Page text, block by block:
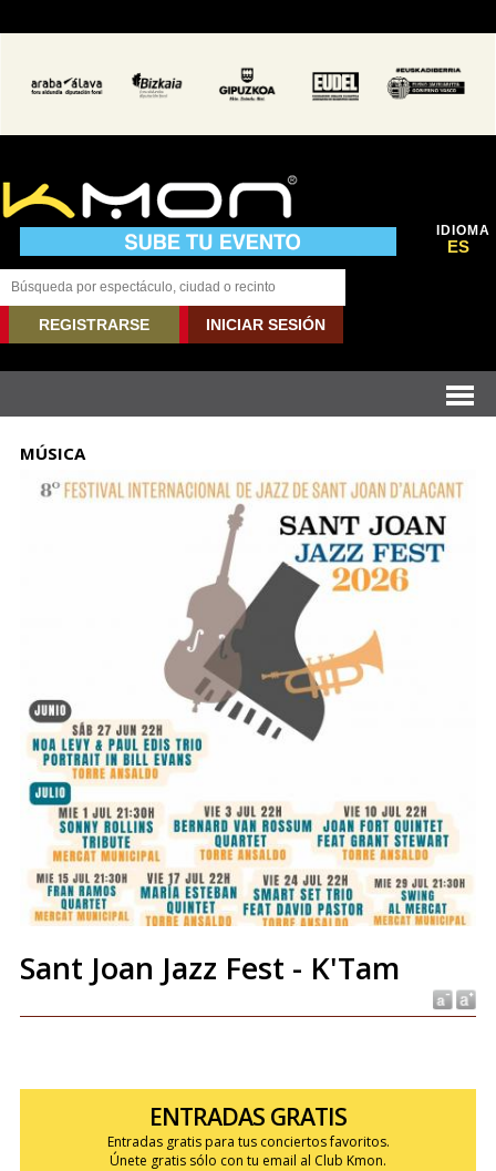
IDIOMA
ES
REGISTRARSE INICIAR SESIÓN
MÚSICA
Sant Joan Jazz Fest - K'Tam
ENTRADAS GRATIS
Entradas gratis para tus conciertos favoritos.
Únete gratis sólo con tu email al Club Kmon.